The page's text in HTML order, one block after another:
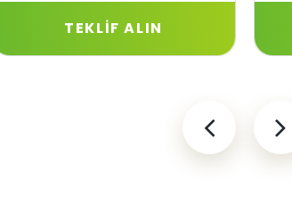
TEKLIF ALIN